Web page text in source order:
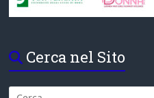
Cerca nel Sito